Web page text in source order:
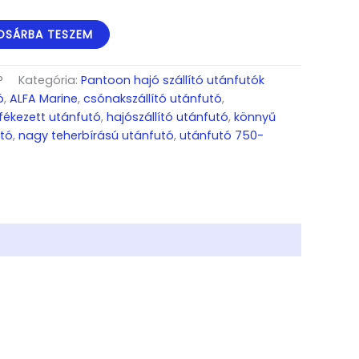
TESZEM
Kategória: Pantoon hajó szállító utánfutók
, ALFA Marine, csónakszállító utánfutó,
fékezett utánfutó, hajószállító utánfutó, könnyű
, nagy teherbírású utánfutó, utánfutó 750-